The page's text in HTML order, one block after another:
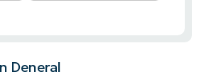
Deneral